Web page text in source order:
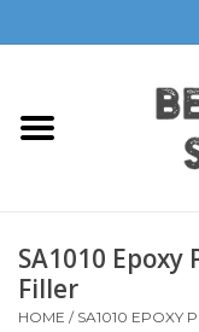
Home
BaseBeton | Kant &
Sichtbeton
SA1010 Epoxy
Filler
HOME / SA1010 EPOXY